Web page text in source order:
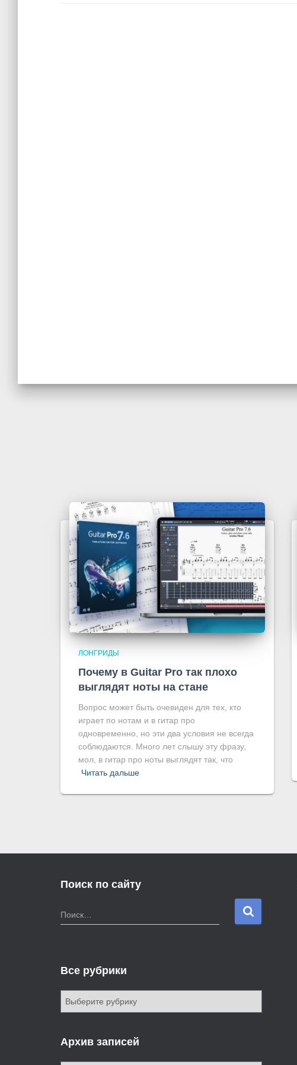
ЛОНГРИДЫ
Почему в Guitar Pro так плохо
выглядят ноты на стане
Вопрос может быть очевиден для тех, кто
играет по нотам и в гитар про
одновременно, но эти два условия не всегда
соблюдаются. Много лет слышу эту фразу,
мол, в гитар про ноты выглядят так, что
Читать дальше
Поиск по сайту
Н
а
:
Поиск…
Все рубрики
у
б
Архив записей